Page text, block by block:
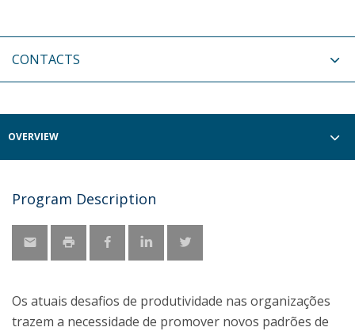
CONTACTS
OVERVIEW
Program Description
Os atuais desafios de produtividade nas organizações
trazem a necessidade de promover novos padrões de